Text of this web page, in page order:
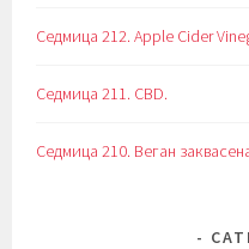
Седмица 212. Apple Cider
Седмица 211. CBD.
Седмица 210. Веган